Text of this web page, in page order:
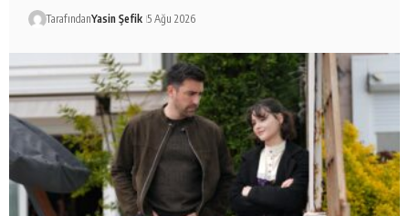
TarafındanYasin Şefik 5 Ağu 2026